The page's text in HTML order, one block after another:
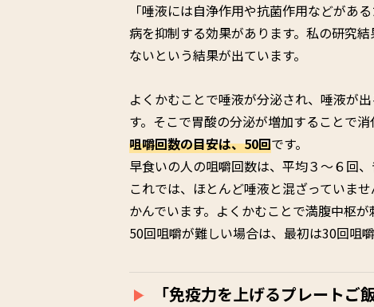
「唾液には自浄作用や抗菌作用などがあ
病を抑制する効果があります。私の研究
ないという結果が出ています。
よくかむことで唾液が分泌され、唾液が
す。そこで胃酸の分泌が増加することで
咀嚼回数の目安は、50回です。
早食いの人の咀嚼回数は、平均３～６回、
これでは、ほとんど唾液と混ざっていま
かんでいます。よくかむことで満腹中枢
50回咀嚼が難しい場合は、最初は30回咀
「免疫力を上げるプレートご